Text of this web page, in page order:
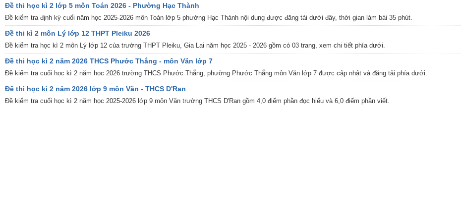
Đề thi học kì 2 lớp 5 môn Toán 2026 - Phường Hạc Thành
Đề kiểm tra định kỳ cuối năm học 2025-2026 môn Toán lớp 5 phường Hạc Thành nội dung được đăng tải dưới đây, thời gian làm bài 35 phút.
Đề thi kì 2 môn Lý lớp 12 THPT Pleiku 2026
Đề kiểm tra học kì 2 môn Lý lớp 12 của trường THPT Pleiku, Gia Lai năm học 2025 - 2026 gồm có 03 trang, xem chi tiết phía dưới.
Đề thi học kì 2 năm 2026 THCS Phước Thắng - môn Văn lớp 7
Đề kiểm tra cuối học kì 2 năm học 2026 trường THCS Phước Thắng, phường Phước Thắng môn Văn lớp 7 được cập nhật và đăng tải phía dưới.
Đề thi học kì 2 năm 2026 lớp 9 môn Văn - THCS D'Ran
Đề kiểm tra cuối học kì 2 năm học 2025-2026 lớp 9 môn Văn trường THCS D'Ran gồm 4,0 điểm phần đọc hiểu và 6,0 điểm phần viết.